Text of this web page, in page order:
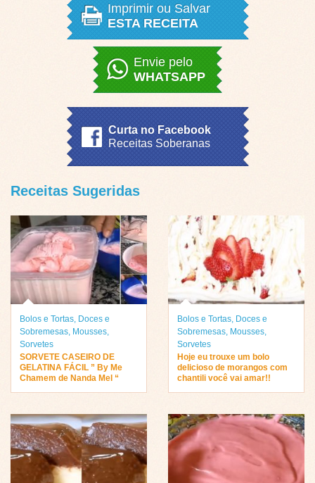
Imprimir ou Salvar
ESTA RECEITA
Envie pelo
WHATSAPP
Curta no Facebook
Receitas Soberanas
Receitas Sugeridas
Bolos e Tortas, Doces e
Sobremesas, Mousses,
Sorvetes
SORVETE CASEIRO DE
GELATINA FÁCIL ” By Me
Chamem de Nanda Mel “
Bolos e Tortas, Doces e
Sobremesas, Mousses,
Sorvetes
Hoje eu trouxe um bolo
delicioso de morangos com
chantili você vai amar!!